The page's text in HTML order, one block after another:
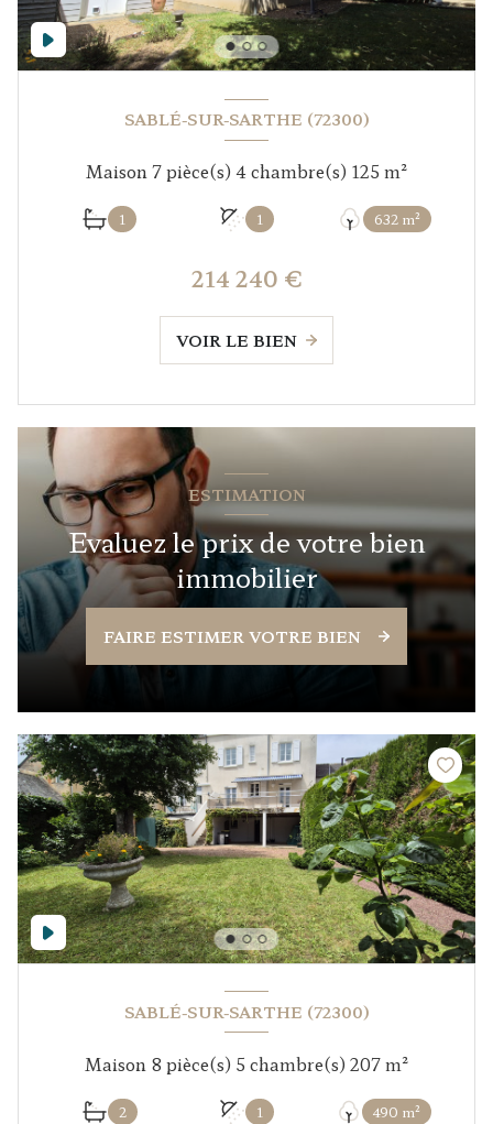
SABLÉ-SUR-SARTHE (72300)
Maison 7 pièce(s) 4 chambre(s) 125 m²
1 1 632 m²
214 240 €
VOIR LE BIEN
ESTIMATION
Evaluez le prix de votre bien
immobilier
FAIRE ESTIMER VOTRE BIEN
SABLÉ-SUR-SARTHE (72300)
Maison 8 pièce(s) 5 chambre(s) 207 m²
2 1 490 m²